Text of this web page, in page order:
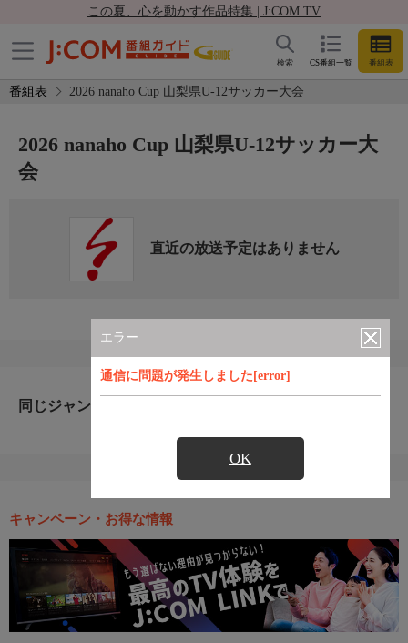
この夏、心を動かす作品特集 | J:COM TV
CS番組一覧 番組表
検索
番組表 2026 nanaho Cup 山梨県U-12サッカー大会
エラー
通信に問題が発生しました[error]
OK
2026 nanaho Cup 山梨県U-12サッカー大
会
直近の放送予定はありません
同じジャンルのおすすめ番組
キャンペーン・お得な情報